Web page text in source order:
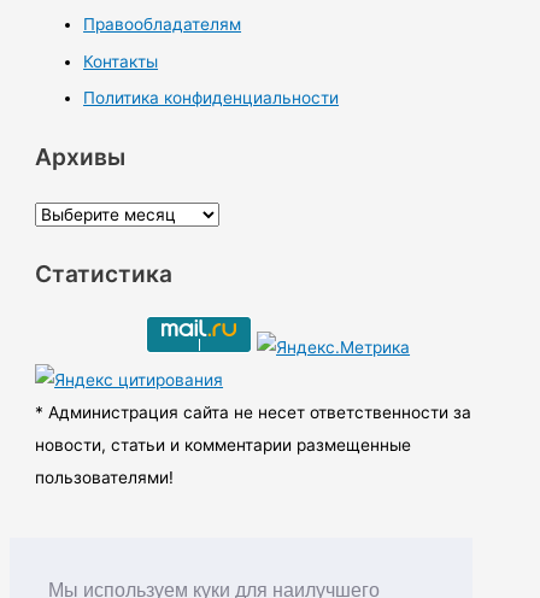
Мы используем куки для наилучшего
Правообладателям
Контакты
Политика конфиденциальности
Архивы
А
х
ы
Статистика
* Администрация сайта не несет ответственности за
новости, статьи и комментарии размещенные
пользователями!